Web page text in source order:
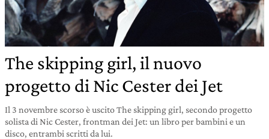
The skipping girl, il nuovo
progetto di Nic Cester dei Jet
Il 3 novembre scorso è uscito The skipping girl, secondo progetto
solista di Nic Cester, frontman dei Jet: un libro per bambini e un
disco, entrambi scritti da lui.